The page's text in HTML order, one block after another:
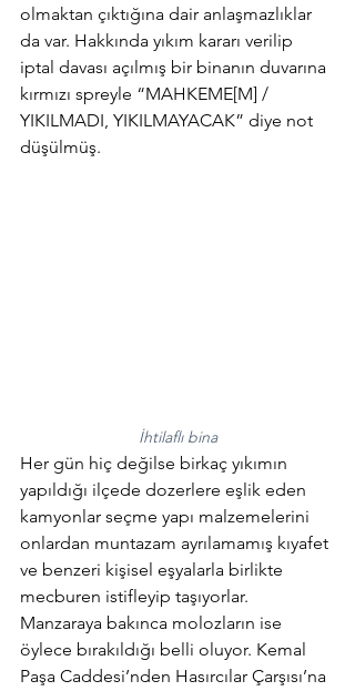
olmaktan çıktığına dair anlaşmazlıklar
da var. Hakkında yıkım kararı verilip
iptal davası açılmış bir binanın duvarına
kırmızı spreyle “MAHKEME[M] /
YIKILMADI, YIKILMAYACAK” diye not
düşülmüş.
İhtilaflı bina
Her gün hiç değilse birkaç yıkımın
yapıldığı ilçede dozerlere eşlik eden
kamyonlar seçme yapı malzemelerini
onlardan muntazam ayrılamamış kıyafet
ve benzeri kişisel eşyalarla birlikte
mecburen istifleyip taşıyorlar.
Manzaraya bakınca molozların ise
öylece bırakıldığı belli oluyor. Kemal
Paşa Caddesi’nden Hasırcılar Çarşısı’na